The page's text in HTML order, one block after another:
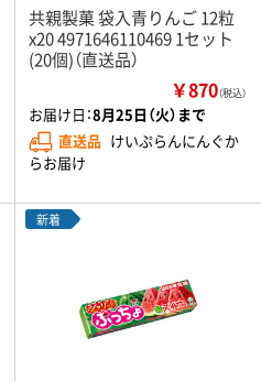
共親製菓 袋入青りんご 12粒
x20 4971646110469 1セット
(20個)（直送品）
￥870（税込）
お届け日：8月25日（火）まで
直送品 けいぷらんにんぐか
らお届け
新着